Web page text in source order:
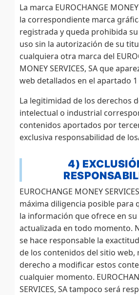
La marca EUROCHANGE MONEY
la correspondiente marca
registrada y queda prohibida
uso sin la autorización de su
cualquiera otra marca del
MONEY SERVICES, SA que
web detallados en el apartado 1
La legitimidad de los derechos
intelectual o industrial
contenidos aportados por
exclusiva responsabilidad de
4)
EUROCHANGE MONEY
máxima diligencia posible para
la información que ofrece en
actualizada en todo momento.
se hace responsable la
de los contenidos del sitio web,
derecho a modificar estos
cualquier momento.
SERVICES, SA tampoco será